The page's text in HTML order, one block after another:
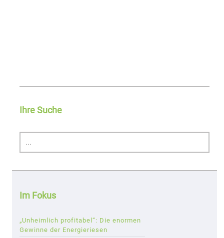
Ihre Suche
Im Fokus
„Unheimlich profitabel“: Die enormen
Gewinne der Energieriesen